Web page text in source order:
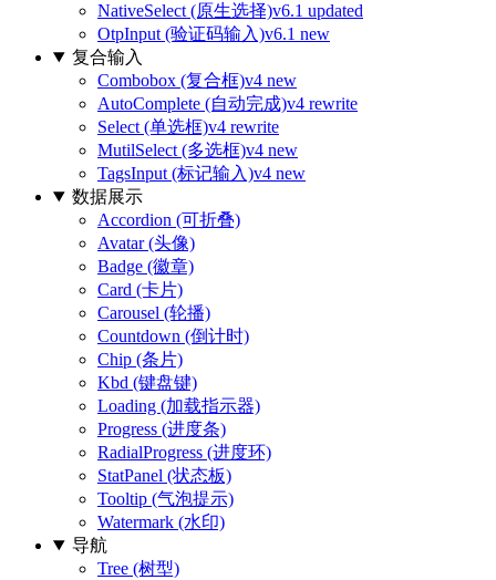
NativeSelect (原生选择)v6.1 updated
OtpInput (验证码输入)v6.1 new
复合输入
Combobox (复合框)v4 new
AutoComplete (自动完成)v4 rewrite
Select (单选框)v4 rewrite
MutilSelect (多选框)v4 new
TagsInput (标记输入)v4 new
数据展示
Accordion (可折叠)
Avatar (头像)
Badge (徽章)
Card (卡片)
Carousel (轮播)
Countdown (倒计时)
Chip (条片)
Kbd (键盘键)
Loading (加载指示器)
Progress (进度条)
RadialProgress (进度环)
StatPanel (状态板)
Tooltip (气泡提示)
Watermark (水印)
导航
Tree (树型)